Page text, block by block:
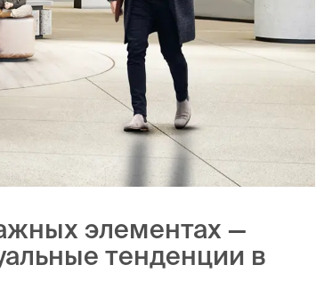
элементах —
тенденции в